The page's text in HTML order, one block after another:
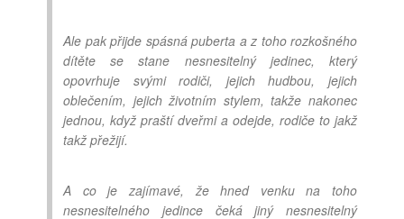
Ale pak přijde spásná puberta a z toho rozkošného
dítěte se stane nesnesitelný jedinec, který
opovrhuje svými rodiči, jejich hudbou, jejich
oblečením, jejich životním stylem, takže nakonec
jednou, když praští dveřmi a odejde, rodiče to jakž
takž přežijí.
A co je zajímavé, že hned venku na toho
nesnesitelného jedince čeká jiný nesnesitelný